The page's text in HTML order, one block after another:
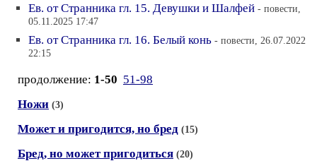
Ев. от Странника гл. 15. Девушки и Шалфей - повести,
05.11.2025 17:47
Ев. от Странника гл. 16. Белый конь - повести, 26.07.2022
22:15
продолжение: 1-50 51-98
Ножи (3)
Может и пригодится, но бред (15)
Бред, но может пригодиться (20)